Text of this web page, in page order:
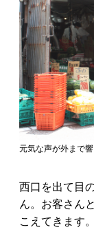
元気な声が外まで
西口を出て目
ん。お客さん
こえてきます。